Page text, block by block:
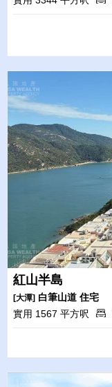
紅山半島
[大潭] 白筆山道 住宅
實用 1567 平方呎